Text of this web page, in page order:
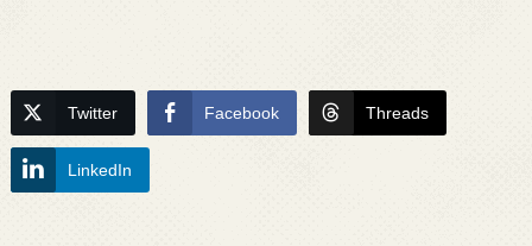
Twitter Facebook Threads
LinkedIn